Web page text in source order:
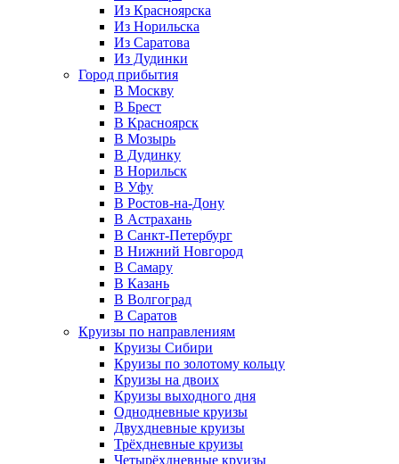
Из Красноярска
Из Норильска
Из Саратова
Из Дудинки
Город прибытия
В Москву
В Брест
В Красноярск
В Мозырь
В Дудинку
В Норильск
В Уфу
В Ростов-на-Дону
В Астрахань
В Санкт-Петербург
В Нижний Новгород
В Самару
В Казань
В Волгоград
В Саратов
Круизы по направлениям
Круизы Сибири
Круизы по золотому кольцу
Круизы на двоих
Круизы выходного дня
Однодневные круизы
Двухдневные круизы
Трёхдневные круизы
Четырёхдневные круизы